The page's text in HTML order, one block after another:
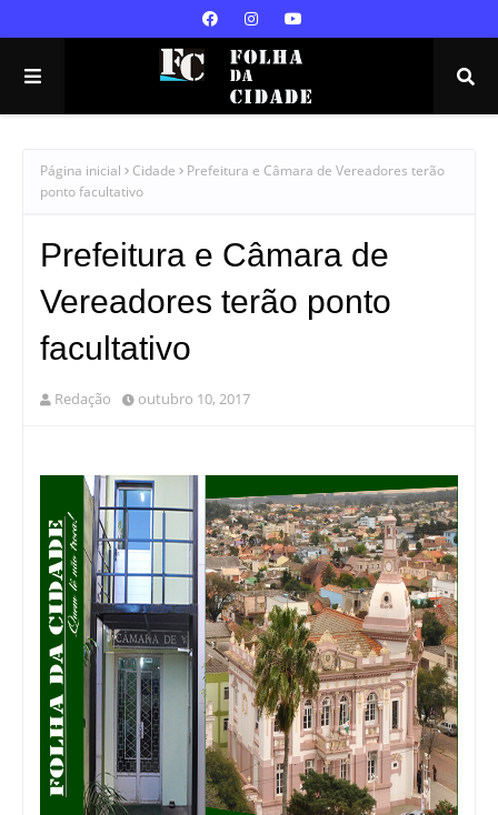
Página inicial Cidade
Prefeitura e Câmara de Vereadores terão
ponto facultativo
Prefeitura e Câmara de
Vereadores terão ponto
facultativo
Redação outubro 10, 2017